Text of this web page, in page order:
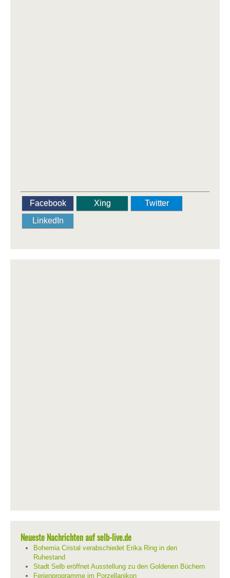
Facebook Xing
Twitter
LinkedIn
Neueste Nachrichten auf selb-live.de
Bohemia Cristal verabschiedet Erika Ring in den
Ruhestand
Stadt Selb eröffnet Ausstellung zu den Goldenen Büchern
Ferienprogramme im Porzellanikon